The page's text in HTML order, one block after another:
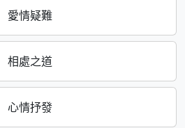
愛情疑難
相處之道
心情抒發